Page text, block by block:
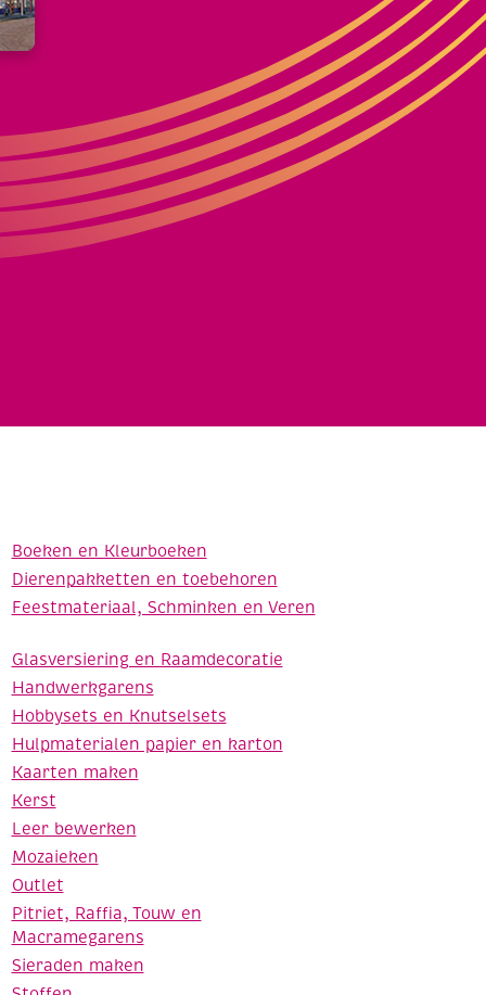
Boeken en Kleurboeken
Dierenpakketten en toebehoren
Feestmateriaal, Schminken en Veren
Glasversiering en Raamdecoratie
Handwerkgarens
Hobbysets en Knutselsets
Hulpmaterialen papier en karton
Kaarten maken
Kerst
Leer bewerken
Mozaieken
Outlet
Pitriet, Raffia, Touw en
Macramegarens
Sieraden maken